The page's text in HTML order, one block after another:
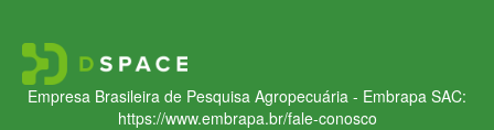
Empresa Brasileira de Pesquisa Agropecuária - Embrapa SAC:
https://www.embrapa.br/fale-conosco